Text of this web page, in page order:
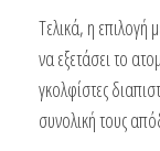
Τελικά, η
να εξετάσει το
γκολφίστες
συνολική τους